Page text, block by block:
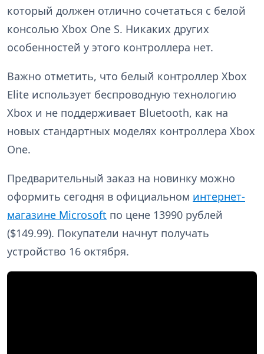
который должен отлично сочетаться с белой
консолью Xbox One S. Никаких других
особенностей у этого контроллера нет.
Важно отметить, что белый контроллер Xbox
Elite использует беспроводную технологию
Xbox и не поддерживает Bluetooth, как на
новых стандартных моделях контроллера Xbox
One.
Предварительный заказ на новинку можно
оформить сегодня в официальном интернет-
магазине Microsoft по цене 13990 рублей
($149.99). Покупатели начнут получать
устройство 16 октября.